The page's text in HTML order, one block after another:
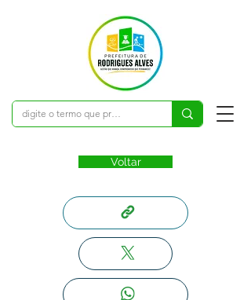
Voltar